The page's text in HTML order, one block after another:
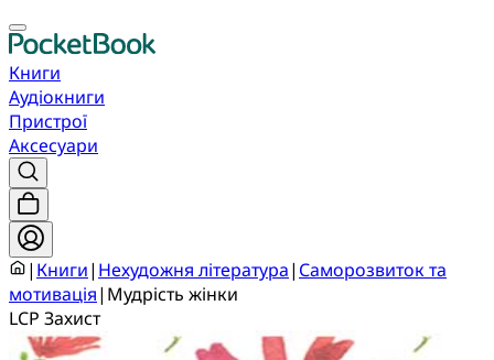
Книги
Аудіокниги
Пристрої
Аксесуари
| Книги| Нехудожня література| Саморозвиток та
мотивація| Мудрість жінки
LCP Захист